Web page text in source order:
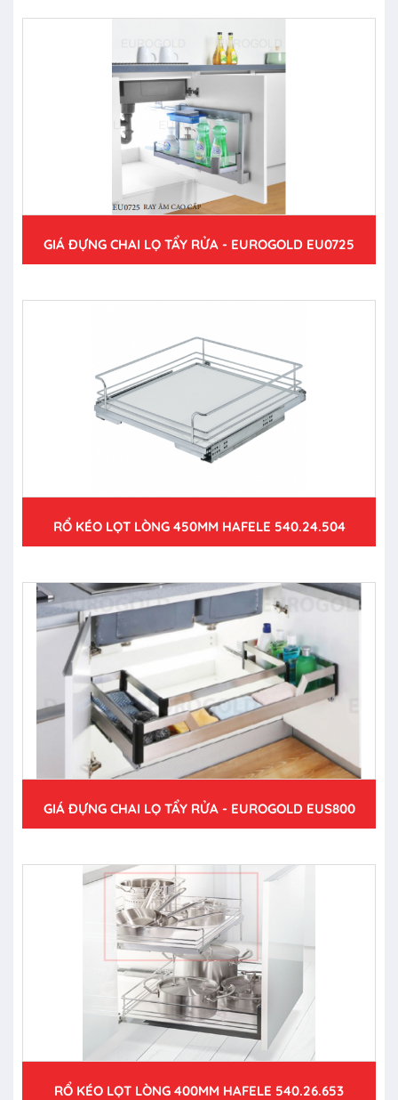
GIÁ ĐỰNG CHAI LỌ TẨY RỬA - EUROGOLD EU0725
RỔ KÉO LỌT LÒNG 450MM HAFELE 540.24.504
GIÁ ĐỰNG CHAI LỌ TẨY RỬA - EUROGOLD EUS800
RỔ KÉO LỌT LÒNG 400MM HAFELE 540.26.653